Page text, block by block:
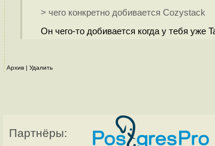
> чего конкретно добивается Cozystack
Он чего-то добивается когда у тебя уже
Архив | Удалить
Партнёры: